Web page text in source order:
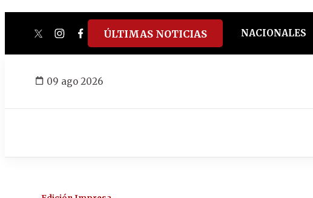
twitterinstagram
facebook
tiktokyoutube
spotify
ÚLTIMAS NOTICIAS NACIONALES
09 ago 2026